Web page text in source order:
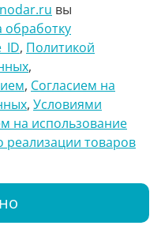
23
вы
обработку
, Политикой
,
, Согласием на
, Условиями
на использование
товаров